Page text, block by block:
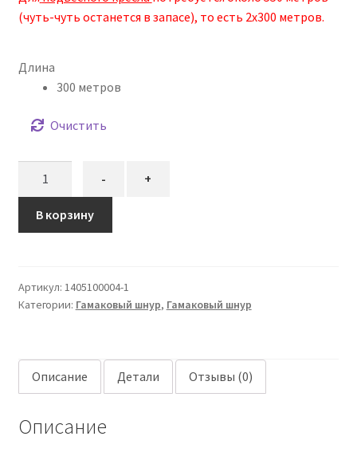
(чуть-чуть останется в запасе), то есть 2х300 метров.
Длина
300 метров
Очистить
Гамаковый
шнур
голубой
- +
В корзину
Артикул: 1405100004-1
Категории: Гамаковый шнур, Гамаковый шнур
Описание Детали Отзывы (0)
Описание